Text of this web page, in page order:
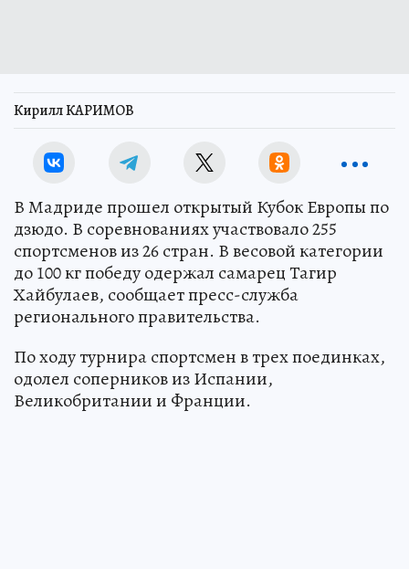
Кирилл КАРИМОВ
В Мадриде прошел открытый Кубок Европы по
дзюдо. В соревнованиях участвовало 255
спортсменов из 26 стран. В весовой категории
до 100 кг победу одержал самарец Тагир
Хайбулаев, сообщает пресс-служба
регионального правительства.
По ходу турнира спортсмен в трех поединках,
одолел соперников из Испании,
Великобритании и Франции.